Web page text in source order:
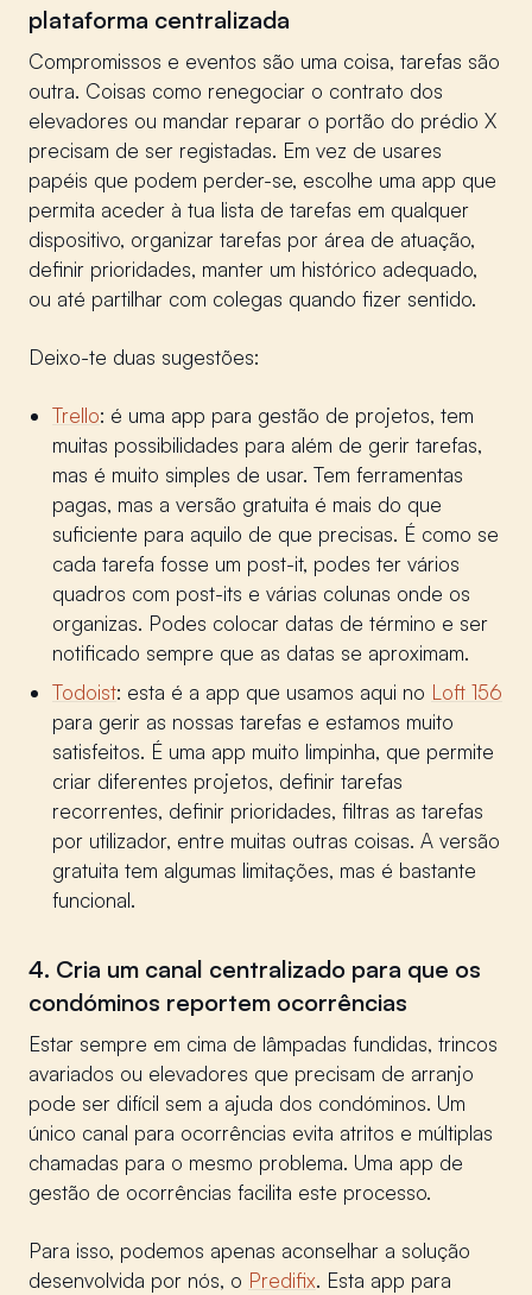
plataforma centralizada
Compromissos e eventos são uma coisa, tarefas são
outra. Coisas como renegociar o contrato dos
elevadores ou mandar reparar o portão do prédio X
precisam de ser registadas. Em vez de usares
papéis que podem perder-se, escolhe uma app que
permita aceder à tua lista de tarefas em qualquer
dispositivo, organizar tarefas por área de atuação,
definir prioridades, manter um histórico adequado,
ou até partilhar com colegas quando fizer sentido.
Deixo-te duas sugestões:
Trello: é uma app para gestão de projetos, tem
muitas possibilidades para além de gerir tarefas,
mas é muito simples de usar. Tem ferramentas
pagas, mas a versão gratuita é mais do que
suficiente para aquilo de que precisas. É como se
cada tarefa fosse um post-it, podes ter vários
quadros com post-its e várias colunas onde os
organizas. Podes colocar datas de término e ser
notificado sempre que as datas se aproximam.
Todoist: esta é a app que usamos aqui no Loft 156
para gerir as nossas tarefas e estamos muito
satisfeitos. É uma app muito limpinha, que permite
criar diferentes projetos, definir tarefas
recorrentes, definir prioridades, filtras as tarefas
por utilizador, entre muitas outras coisas. A versão
gratuita tem algumas limitações, mas é bastante
funcional.
4. Cria um canal centralizado para que os
condóminos reportem ocorrências
Estar sempre em cima de lâmpadas fundidas, trincos
avariados ou elevadores que precisam de arranjo
pode ser difícil sem a ajuda dos condóminos. Um
único canal para ocorrências evita atritos e múltiplas
chamadas para o mesmo problema. Uma app de
gestão de ocorrências facilita este processo.
Para isso, podemos apenas aconselhar a solução
desenvolvida por nós, o Predifix. Esta app para